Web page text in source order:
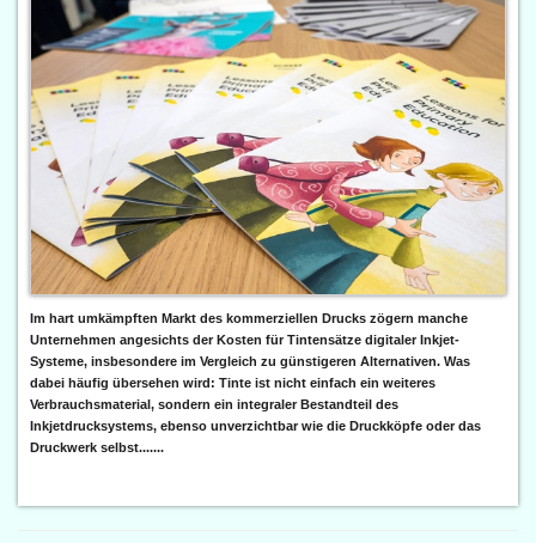
Im hart umkämpften Markt des kommerziellen Drucks zögern manche
Unternehmen angesichts der Kosten für Tintensätze digitaler Inkjet-
Systeme, insbesondere im Vergleich zu günstigeren Alternativen. Was
dabei häufig übersehen wird: Tinte ist nicht einfach ein weiteres
Verbrauchsmaterial, sondern ein integraler Bestandteil des
Inkjetdrucksystems, ebenso unverzichtbar wie die Druckköpfe oder das
Druckwerk selbst.......